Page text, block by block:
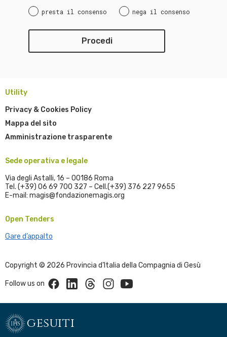
presta il consenso nega il consenso
Utility
Privacy & Cookies Policy
Mappa del sito
Amministrazione trasparente
Sede operativa e legale
Via degli Astalli, 16 – 00186 Roma
Tel. (+39) 06 69 700 327 – Cell.(+39) 376 227 9655
E-mail: magis@fondazionemagis.org
Open Tenders
Gare d’appalto
Copyright © 2026 Provincia d’Italia della Compagnia di Gesù
Follow us on FacebookLinkedinThreadsInstagramYoutube
gesuiti